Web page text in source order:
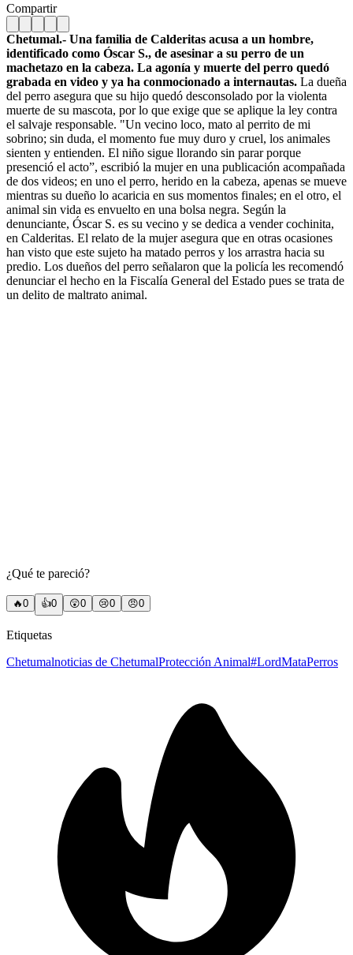
Compartir
Chetumal.- Una familia de Calderitas acusa a un hombre,
identificado como Óscar S., de asesinar a su perro de un
machetazo en la cabeza. La agonía y muerte del perro quedó
grabada en video y ya ha conmocionado a internautas. La dueña
del perro asegura que su hijo quedó desconsolado por la violenta
muerte de su mascota, por lo que exige que se aplique la ley contra
el salvaje responsable. "Un vecino loco, mato al perrito de mi
sobrino; sin duda, el momento fue muy duro y cruel, los animales
sienten y entienden. El niño sigue llorando sin parar porque
presenció el acto”, escribió la mujer en una publicación acompañada
de dos videos; en uno el perro, herido en la cabeza, apenas se mueve
mientras su dueño lo acaricia en sus momentos finales; en el otro, el
animal sin vida es envuelto en una bolsa negra. Según la
denunciante, Óscar S. es su vecino y se dedica a vender cochinita,
en Calderitas. El relato de la mujer asegura que en otras ocasiones
han visto que este sujeto ha matado perros y los arrastra hacia su
predio. Los dueños del perro señalaron que la policía les recomendó
denunciar el hecho en la Fiscalía General del Estado pues se trata de
un delito de maltrato animal.
¿Qué te pareció?
🔥0 👍0 😲0 😢0 😠0
Etiquetas
Chetumalnoticias de ChetumalProtección Animal#LordMataPerros